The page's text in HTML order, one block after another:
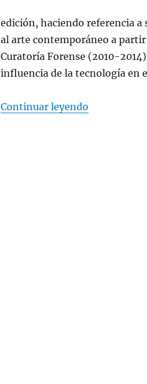
edición, haciendo referencia a
al arte contemporáneo a
Curatoría Forense (2010-
influencia de la tecnología en
Continuar leyendo«Resumen